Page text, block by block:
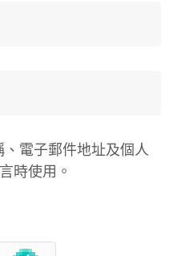
電子郵件地址及個人
時使用。